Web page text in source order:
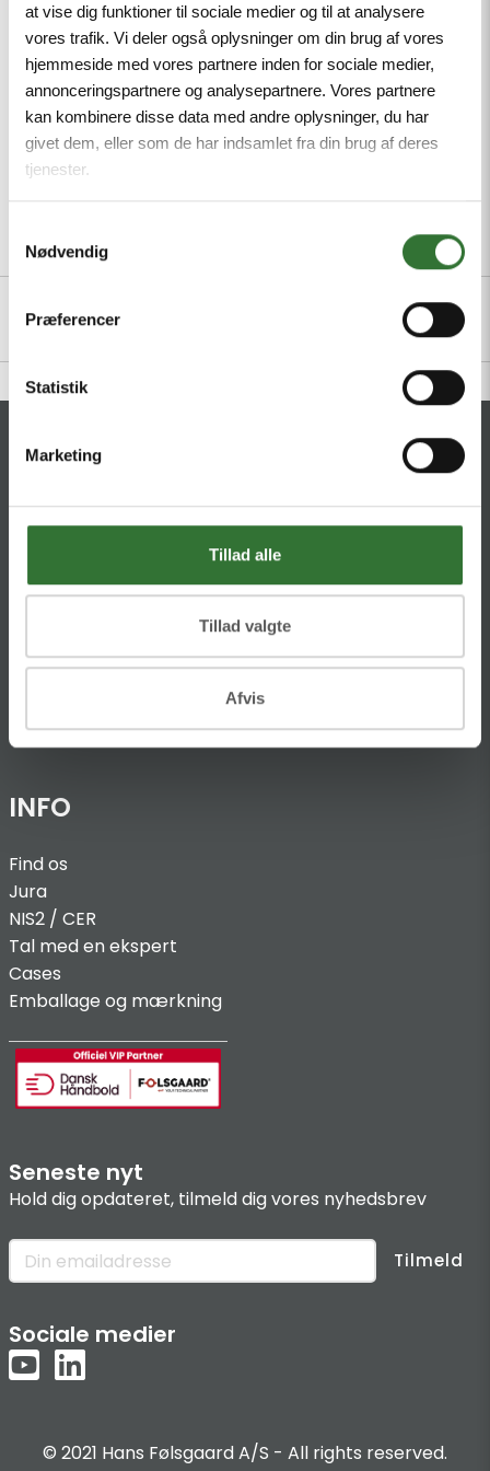
at vise dig funktioner til sociale medier og til at analysere
vores trafik. Vi deler også oplysninger om din brug af vores
hjemmeside med vores partnere inden for sociale medier,
annonceringspartnere og analysepartnere. Vores partnere
kan kombinere disse data med andre oplysninger, du har
givet dem, eller som de har indsamlet fra din brug af deres
tjenester.
Nødvendig
Præferencer
Statistik
Marketing
Tillad alle
Tillad valgte
Afvis
Protection class IP65, Temperature range of the
cable: -190°C…260°C
Mindste ordreantal: 1
Beskrivelse
KONTAKT
HQ:Hans Følsgaard A/S
Theilgaards Torv 1
@:denmark@folsgaard.com
INFO
Find os
Jura
NIS2 / CER
Tal med en ekspert
Cases
Emballage og mærkning
Seneste nyt
Hold dig opdateret, tilmeld dig vores nyhedsbrev
Tilmeld
Sociale medier
© 2021 Hans Følsgaard A/S - All rights reserved.